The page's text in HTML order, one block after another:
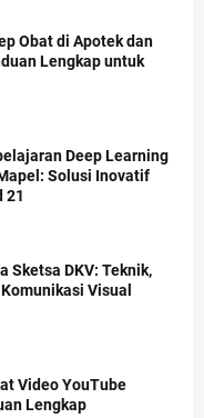
Obat di Apotek dan
Lengkap untuk
Deep Learning
Solusi Inovatif
21
Sketsa DKV: Teknik,
Visual
Video YouTube
Lengkap